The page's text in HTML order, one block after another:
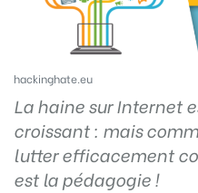
hackinghate.eu
La haine sur Internet
croissant : mais
lutter efficacement
est la pédagogie !